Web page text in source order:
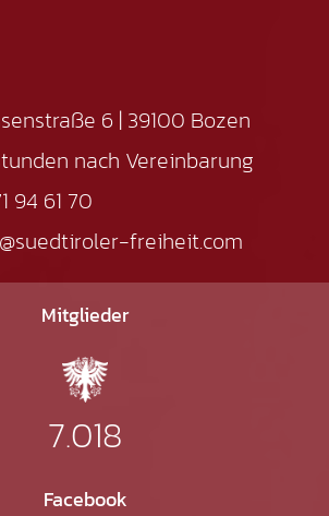
6 | 39100 Bozen
nach Vereinbarung
94 61 70
freiheit.com
Mitglieder
7.018
Facebook